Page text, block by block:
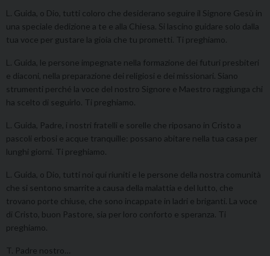
L. Guida, o Dio, tutti coloro che desiderano seguire il Signore Gesù in
una speciale dedizione a te e alla Chiesa. Si lascino guidare solo dalla
tua voce per gustare la gioia che tu prometti. Ti preghiamo.
L. Guida, le persone impegnate nella formazione dei futuri presbiteri
e diaconi, nella preparazione dei religiosi e dei missionari. Siano
strumenti perché la voce del nostro Signore e Maestro raggiunga chi
ha scelto di seguirlo. Ti preghiamo.
L. Guida, Padre, i nostri fratelli e sorelle che riposano in Cristo a
pascoli erbosi e acque tranquille: possano abitare nella tua casa per
lunghi giorni. Ti preghiamo.
L. Guida, o Dio, tutti noi qui riuniti e le persone della nostra comunità
che si sentono smarrite a causa della malattia e del lutto, che
trovano porte chiuse, che sono incappate in ladri e briganti. La voce
di Cristo, buon Pastore, sia per loro conforto e speranza. Ti
preghiamo.
T. Padre nostro…